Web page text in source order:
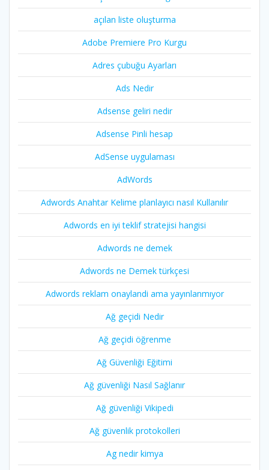
açılan liste oluşturma
Adobe Premiere Pro Kurgu
Adres çubuğu Ayarları
Ads Nedir
Adsense geliri nedir
Adsense Pinli hesap
AdSense uygulaması
AdWords
Adwords Anahtar Kelime planlayıcı nasıl Kullanılır
Adwords en iyi teklif stratejisi hangisi
Adwords ne demek
Adwords ne Demek türkçesi
Adwords reklam onaylandi ama yayınlanmıyor
Ağ geçidi Nedir
Ağ geçidi öğrenme
Ağ Güvenliği Eğitimi
Ağ güvenliği Nasıl Sağlanır
Ağ güvenliği Vikipedi
Ağ güvenlik protokolleri
Ag nedir kimya